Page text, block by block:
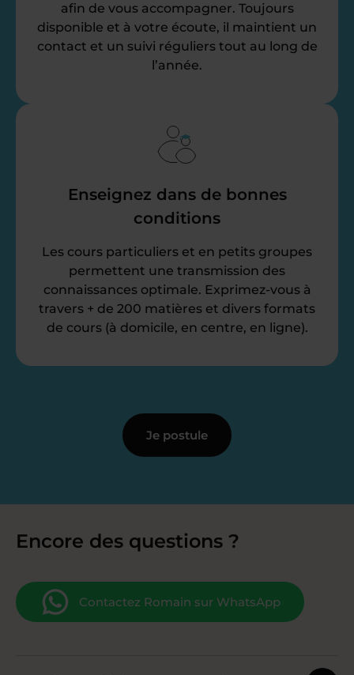
afin de vous accompagner. Toujours
disponible et à votre écoute, il maintient un
contact et un suivi réguliers tout au long de
l’année.
Enseignez dans de bonnes
conditions
Les cours particuliers et en petits groupes
permettent une transmission des
connaissances optimale. Exprimez-vous à
travers + de 200 matières et divers formats
de cours (à domicile, en centre, en ligne).
Je postule
Encore des questions ?
Contactez Romain sur WhatsApp